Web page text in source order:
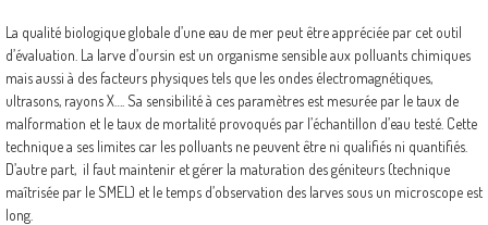
La qualité biologique globale d’une eau de mer peut être appréciée par cet outil
d’évaluation. La larve d’oursin est un organisme sensible aux polluants chimiques
mais aussi à des facteurs physiques tels que les ondes électromagnétiques,
ultrasons, rayons X…. Sa sensibilité à ces paramètres est mesurée par le taux de
malformation et le taux de mortalité provoqués par l’échantillon d’eau testé. Cette
technique a ses limites car les polluants ne peuvent être ni qualifiés ni quantifiés.
D’autre part, il faut maintenir et gérer la maturation des géniteurs (technique
maîtrisée par le SMEL) et le temps d’observation des larves sous un microscope est
long.